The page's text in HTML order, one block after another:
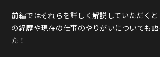
クロスメディアンとは？
前編ではそれらを詳しく解説していただく
の経歴や現在の仕事のやりがいについても
た！